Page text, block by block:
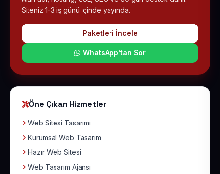
Siteniz 1-3 iş günü içinde yayında.
Paketleri İncele
WhatsApp'tan Sor
Öne Çıkan Hizmetler
Web Sitesi Tasarımı
Kurumsal Web Tasarım
Hazır Web Sitesi
Web Tasarım Ajansı